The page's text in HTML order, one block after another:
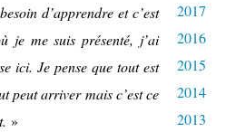
d’apprendre et c’est
je me suis présenté, j’ai
ici. Je pense que tout est
peut arriver mais c’est ce
»
2017
2016
2015
2014
2013